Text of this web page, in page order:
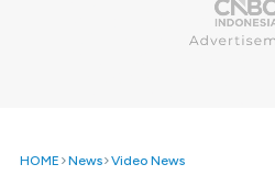
HOME News Video News